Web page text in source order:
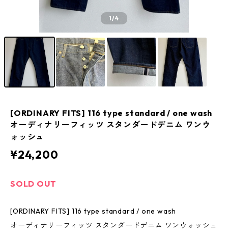
1/4
[ORDINARY FITS] 116 type standard / one wash
オーディナリーフィッツ スタンダードデニム ワンウ
ォッシュ
¥24,200
SOLD OUT
[ORDINARY FITS] 116 type standard / one wash
オーディナリーフィッツ スタンダードデニム ワンウォッシュ